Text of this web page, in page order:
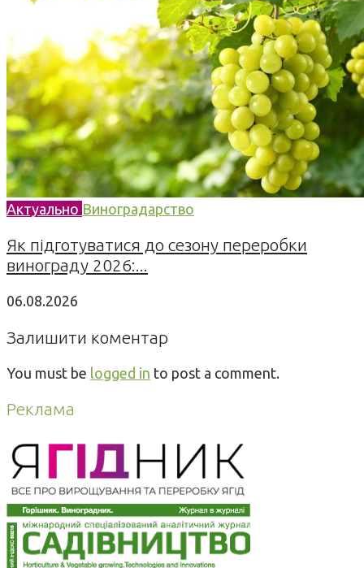
Актуально Виноградарство
Як підготуватися до сезону переробки
винограду 2026:...
06.08.2026
Залишити коментар
You must be logged in to post a comment.
Реклама